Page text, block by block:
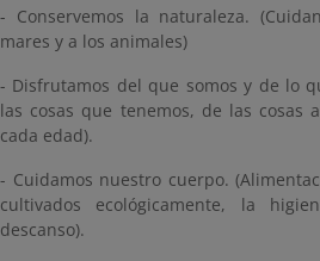
- Conservemos la naturaleza.
mares y a los animales)
- Disfrutamos del que somos y de lo
las cosas que tenemos, de las cosas
cada edad).
- Cuidamos nuestro cuerpo.
cultivados ecológicamente, la
descanso).